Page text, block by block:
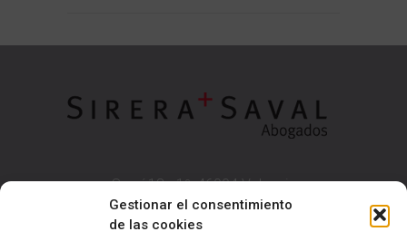
Gestionar el consentimiento
de las cookies
Sorní 18 - 1º, 46004 Valencia
NIF B97613624